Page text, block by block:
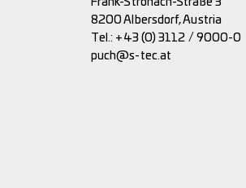
8200 Albersdorf, Austria
Tel.: +43 (0) 3112 / 9000-0
puch@s-tec.at